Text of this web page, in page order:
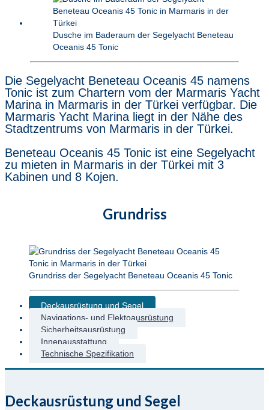
Dusche im Baderaum der Segelyacht Beneteau
Oceanis 45 Tonic
Die Segelyacht Beneteau Oceanis 45 namens
Tonic ist zum Chartern vom der Marmaris Yacht
Marina in Marmaris in der Türkei verfügbar. Die
Marmaris Yacht Marina liegt in der Nähe des
Stadtzentrums von Marmaris in der Türkei.
Beneteau Oceanis 45 Tonic ist eine Segelyacht
zu mieten in Marmaris in der Türkei mit 3
Kabinen und 8 Kojen.
Grundriss
Grundriss der Segelyacht Beneteau Oceanis 45 Tonic
Deckausrüstung und Segel
Navigations- und Elektoausrüstung
Sicherheitsausrüstung
Innenausstattung
Technische Spezifikation
Deckausrüstung und Segel